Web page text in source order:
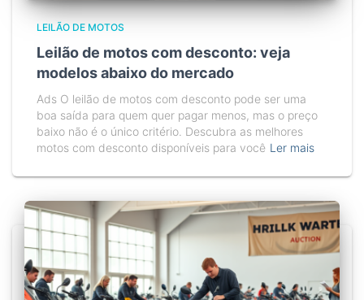
LEILÃO DE MOTOS
Leilão de motos com desconto: veja
modelos abaixo do mercado
Ads O leilão de motos com desconto pode ser uma
boa saída para quem quer pagar menos, mas o preço
baixo não é o único critério. Descubra as melhores
motos com desconto disponíveis para você Ler mais